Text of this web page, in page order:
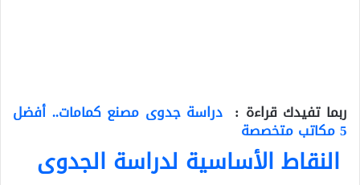
ربما تفيدك قراءة : دراسة جدوى مصنع كمامات.. أفضل
5 مكاتب متخصصة
النقاط الأساسية لدراسة الجدوى